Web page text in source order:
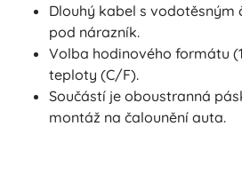
Dlouhý kabel s vodotěsným
pod nárazník.
Volba hodinového formátu
teploty (C/F).
Součástí je oboustranná
montáž na čalounění auta.